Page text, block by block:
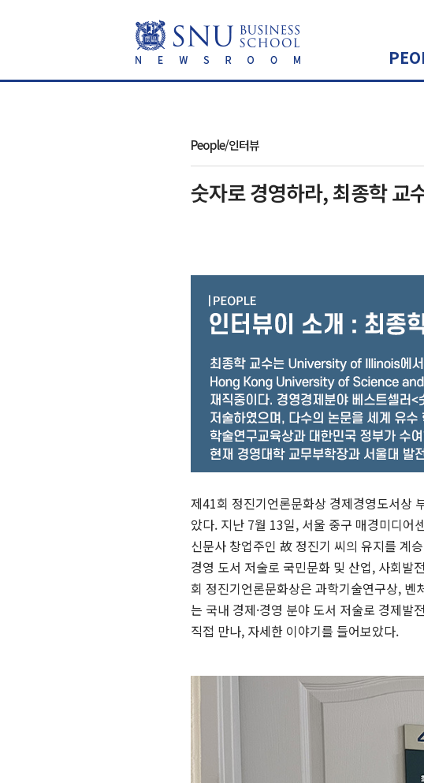
People/인터뷰
숫자로 경영하라, 최종학 교
제41회 정진기언론문화상 경제경영도서상
았다. 지난 7월 13일, 서울 중구 매경미디어
신문사 창업주인 故 정진기 씨의 유지를 계
경영 도서 저술로 국민문화 및 산업, 사회발
회 정진기언론문화상은 과학기술연구상,
는 국내 경제·경영 분야 도서 저술로 경제발
직접 만나, 자세한 이야기를 들어보았다.